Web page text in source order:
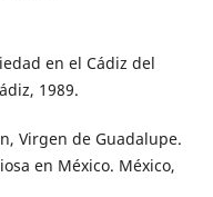
en el Cádiz del
1989.
Virgen de Guadalupe.
en México. México,